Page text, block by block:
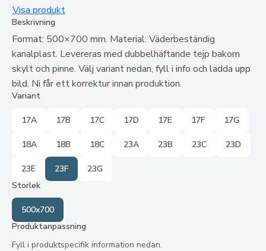
Visa produkt
Beskrivning
Format: 500×700 mm. Material: Väderbeständig
kanalplast. Levereras med dubbelhäftande tejp bakom
skylt och pinne. Välj variant nedan, fyll i info och ladda upp
bild. Ni får ett korrektur innan produktion.
Variant
17A 17B 17C 17D 17E 17F 17G
18A 18B 18C 23A 23B 23C 23D
23E 23F
23G
Storlek
500x700
Produktanpassning
Fyll i produktspecifik information nedan.